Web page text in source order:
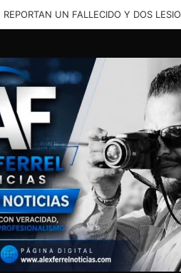
ATENCIÓN DE VECINOS DE LA